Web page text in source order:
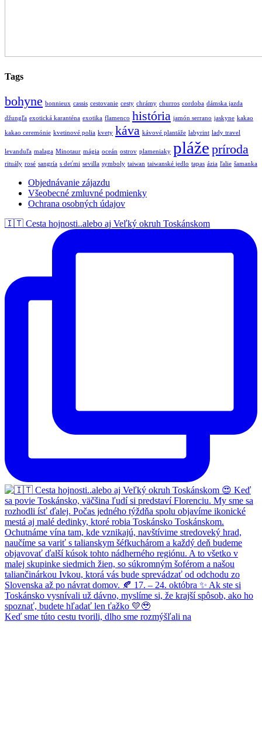
Tags
bohyne bonnieux cassis cestovanie cesty chrámy churros cordoba dámska jazda
džungľa exotická karanténa exotika flamenco história jamón serrano jaskyne kakao
kakao ceremónie kvetinové polia kvety káva kávové plantáže labyrint lady travel
levanduľa malaga Minotaur mágia oceán ostrov plameniaky pláže príroda
rituály rosé sangría s deťmi sevilla symboly taiwan taiwanské jedlo tapas ázia ľalie šamanka
Objednávanie zájazdu
Všeobecné zmluvné podmienky
Ochrana osobných údajov
🇮🇹 Cesta hojnosti..alebo aj Veľký okruh Toskánskom
Keď sme túto cestu tvorili, dlho sme rozmýšľali na